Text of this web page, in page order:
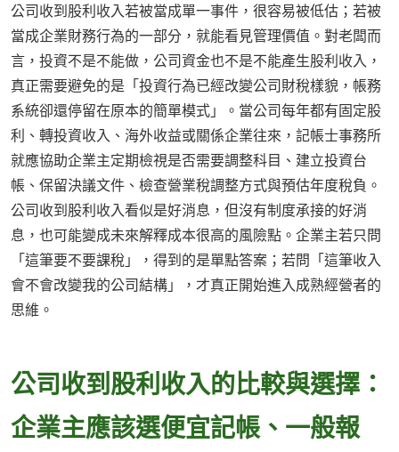
公司收到股利收入若被當成單一事件，很容易被低估；若被
當成企業財務行為的一部分，就能看見管理價值。對老闆而
言，投資不是不能做，公司資金也不是不能產生股利收入，
真正需要避免的是「投資行為已經改變公司財稅樣貌，帳務
系統卻還停留在原本的簡單模式」。當公司每年都有固定股
利、轉投資收入、海外收益或關係企業往來，記帳士事務所
就應協助企業主定期檢視是否需要調整科目、建立投資台
帳、保留決議文件、檢查營業稅調整方式與預估年度稅負。
公司收到股利收入看似是好消息，但沒有制度承接的好消
息，也可能變成未來解釋成本很高的風險點。企業主若只問
「這筆要不要課稅」，得到的是單點答案；若問「這筆收入
會不會改變我的公司結構」，才真正開始進入成熟經營者的
思維。
公司收到股利收入的比較與選擇：
企業主應該選便宜記帳、一般報